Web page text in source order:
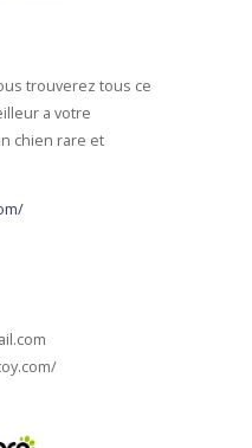
trouverez tous ce
a votre
chien rare et